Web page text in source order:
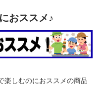
おススメ♪
楽しむのにおススメの商品